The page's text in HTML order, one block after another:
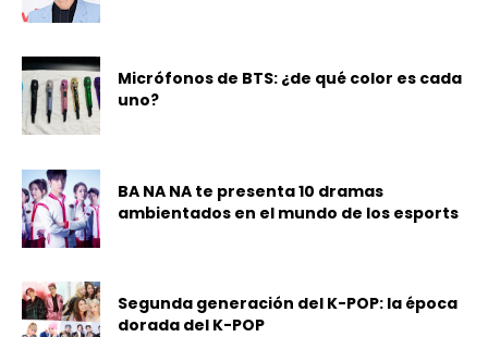
Micrófonos de BTS: ¿de qué color es cada
uno?
BA NA NA te presenta 10 dramas
ambientados en el mundo de los esports
Segunda generación del K-POP: la época
dorada del K-POP